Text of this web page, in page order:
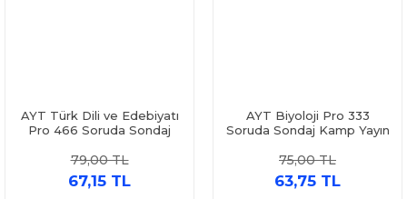
AYT Türk Dili ve Edebiyatı
Pro 466 Soruda Sondaj
79,00 TL
67,15 TL
AYT Biyoloji Pro 333
Soruda Sondaj Kamp Yayın
75,00 TL
63,75 TL